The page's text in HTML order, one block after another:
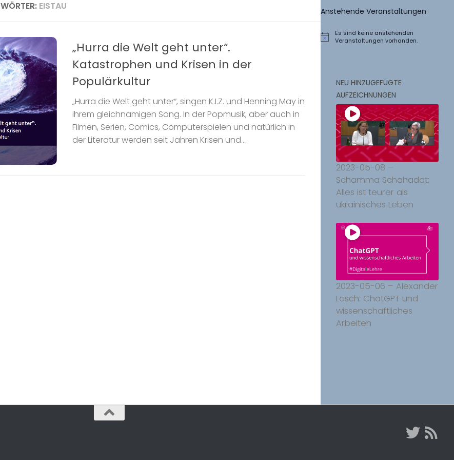
EISTAU
„Hurra die Welt geht unter“.
Katastrophen und Krisen in der
Populärkultur
„Hurra die Welt geht unter“, singen K.I.Z. und Henning May in
ihrem gleichnamigen Song. In der Popmusik, aber auch in
Filmen, Serien, Comics, Computerspielen und natürlich in
der Literatur werden seit Jahren Krisen und...
Anstehende Veranstaltungen
Hinweis
Es sind keine anstehenden
Veranstaltungen vorhanden.
NEU HINZUGEFÜGTE
AUFZEICHNUNGEN
2023-05-08 –
Schamma Schahadat:
Alles ist teurer als
ukrainisches Leben
2023-05-06 – Alexander
Lasch: ChatGPT und
wissenschaftliches
Arbeiten